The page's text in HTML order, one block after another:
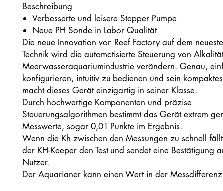
Beschreibung
Verbesserte und leisere Stepper Pumpe
Neue PH Sonde in Labor Qualität
Die neue Innovation von Reef Factory auf dem
Technik wird die automatisierte Steuerung von
Meerwasseraquariumindustrie verändern. Genau,
konfigurieren, intuitiv zu bedienen und sein
macht dieses Gerät einzigartig in seiner Klasse.
Durch hochwertige Komponenten und präzise
Steuerungsalgorithmen bestimmt das Gerät extrem
Messwerte, sogar 0,01 Punkte im Ergebnis.
Wenn die Kh zwischen den Messungen zu schnell
der KH-Keeper den Test und sendet eine Bestätigung
Nutzer.
Der Aquarianer kann einen Wert in der